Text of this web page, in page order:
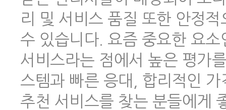
리 및 서비스 품질 또한 안정
수 있습니다. 요즘 중요한 요
서비스라는 점에서 높은 평가
스템과 빠른 응대, 합리적인
추천 서비스를 찾는 분들에게